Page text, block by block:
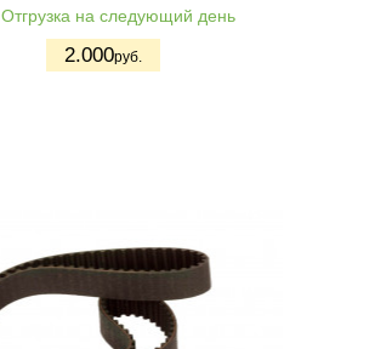
Отгрузка на следующий день
2.000руб.